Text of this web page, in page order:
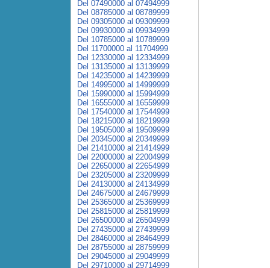
Del 07490000 al 07494999
Del 08785000 al 08789999
Del 09305000 al 09309999
Del 09930000 al 09934999
Del 10785000 al 10789999
Del 11700000 al 11704999
Del 12330000 al 12334999
Del 13135000 al 13139999
Del 14235000 al 14239999
Del 14995000 al 14999999
Del 15990000 al 15994999
Del 16555000 al 16559999
Del 17540000 al 17544999
Del 18215000 al 18219999
Del 19505000 al 19509999
Del 20345000 al 20349999
Del 21410000 al 21414999
Del 22000000 al 22004999
Del 22650000 al 22654999
Del 23205000 al 23209999
Del 24130000 al 24134999
Del 24675000 al 24679999
Del 25365000 al 25369999
Del 25815000 al 25819999
Del 26500000 al 26504999
Del 27435000 al 27439999
Del 28460000 al 28464999
Del 28755000 al 28759999
Del 29045000 al 29049999
Del 29710000 al 29714999